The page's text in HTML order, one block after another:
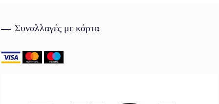
Συναλλαγές με κάρτα